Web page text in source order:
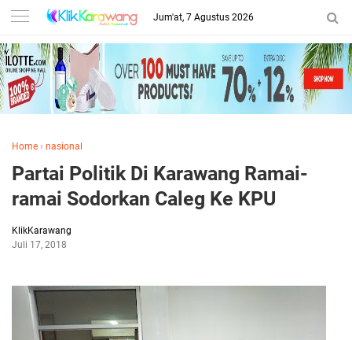
Jum'at, 7 Agustus 2026
Home › nasional
Partai Politik Di Karawang Ramai-
ramai Sodorkan Caleg Ke KPU
KlikKarawang
Juli 17, 2018